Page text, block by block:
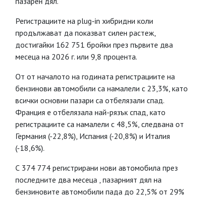
Регистрациите на plug-in хибридни коли
продължават да показват силен растеж,
достигайки 162 751 бройки през първите два
месеца на 2026 г. или 9,8 процента.
От от началото на годината регистрациите на
бензинови автомобили са намалели с 23,3%, като
всички основни пазари са отбелязали спад.
Франция е отбелязала най-рязък спад, като
регистрациите са намалели с 48,5%, следвана от
Германия (-22,8%), Испания (-20,8%) и Италия
(-18,6%).
С 374 774 регистрирани нови автомобила през
последните два месеца , пазарният дял на
бензиновите автомобили пада до 22,5% от 29%